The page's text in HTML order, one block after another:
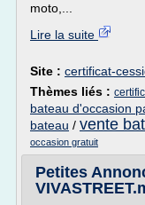
moto,...
Lire la suite
Site : certificat-
Thèmes liés :
bateau d'occasion
bateau / vente
occasion gratuit
Petites